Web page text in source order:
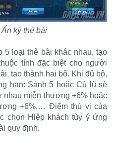
ký thẻ bài
5 loại thẻ bài khác nhau, tạo
tính đặc biệt cho người
tạo thành hai bộ. Khi đủ bộ,
hạn: Sảnh 5 hoặc Cù lũ sẽ
nhau miễn thương +6% hoặc
+6%,… Điểm thú vị của
chọn Hiệp khách tùy ý ứng
quy định.